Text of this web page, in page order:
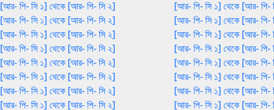
[আর- পি- সি ১] থেকে [আর- পি- সি ২]
[আর- পি- সি ১] থেকে [আর- পি- সি ২]
[আর- পি- সি ১] থেকে [আর- পি- সি ২]
[আর- পি- সি ১] থেকে [আর- পি- সি ২]
[আর- পি- সি ১] থেকে [আর- পি- সি ২]
[আর- পি- সি ১] থেকে [আর- পি- সি ২]
[আর- পি- সি ১] থেকে [আর- পি- সি ২]
[আর- পি- সি ১] থেকে [আর- পি- সি ২]
[আর- পি- সি ১] থেকে [আর- পি-
[আর- পি- সি ১] থেকে [আর- পি-
[আর- পি- সি ১] থেকে [আর- পি-
[আর- পি- সি ১] থেকে [আর- পি-
[আর- পি- সি ১] থেকে [আর- পি-
[আর- পি- সি ১] থেকে [আর- পি-
[আর- পি- সি ১] থেকে [আর- পি-
[আর- পি- সি ১] থেকে [আর- পি-